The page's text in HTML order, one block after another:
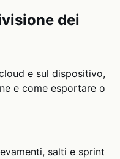
dei
e sul dispositivo,
e come esportare o
salti e sprint